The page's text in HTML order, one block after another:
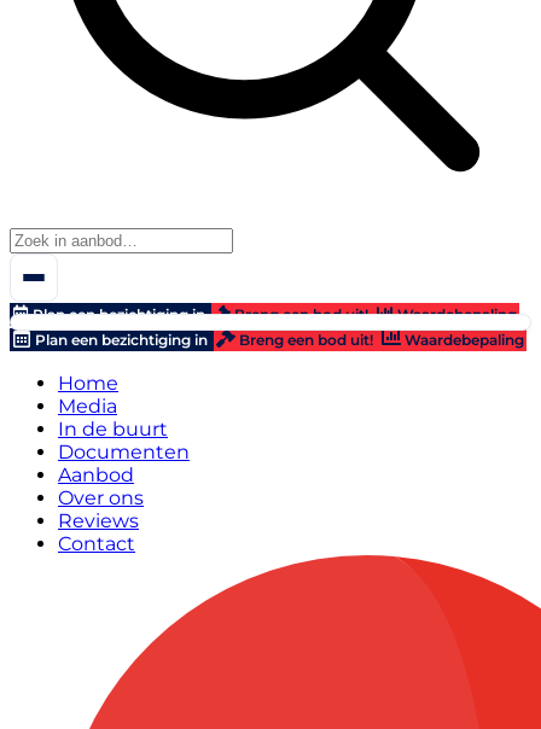
Plan een bezichtiging in Breng een bod uit!
Waardebepaling
Plan een bezichtiging in
Breng een bod uit! Waardebepaling
Home
Media
In de buurt
Documenten
Aanbod
Over ons
Reviews
Contact